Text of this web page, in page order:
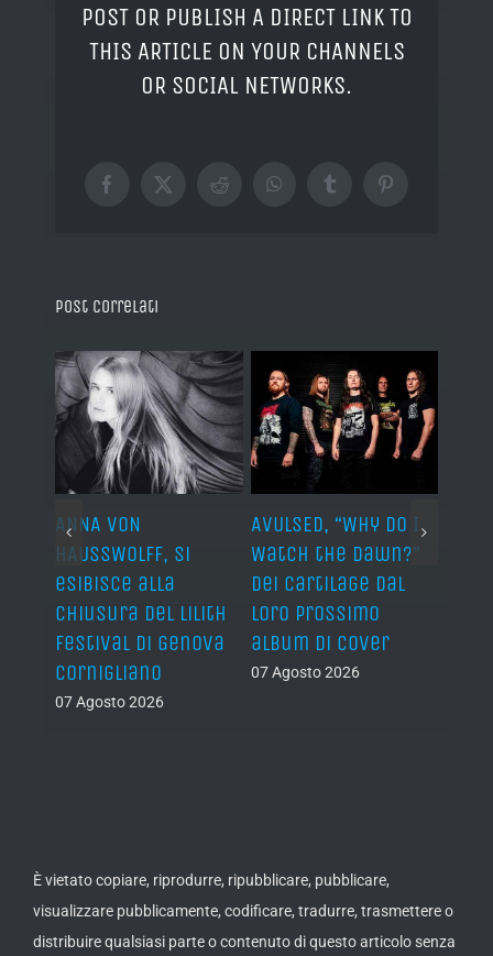
POST OR PUBLISH A DIRECT LINK TO
THIS ARTICLE ON YOUR CHANNELS
OR SOCIAL NETWORKS.
Facebook
X RedditWhatsAppTumblrPinterest
Post correlati
ANNA VON
HAUSSWOLFF, si
esibisce alla
chiusura del Lilith
Festival di Genova
Cornigliano
07 Agosto 2026
AVULSED, “Why Do I
Watch the Dawn?”
dei Cartilage dal
loro prossimo
album di cover
07 Agosto 2026
È vietato copiare, riprodurre, ripubblicare, pubblicare,
visualizzare pubblicamente, codificare, tradurre, trasmettere o
distribuire qualsiasi parte o contenuto di questo articolo senza